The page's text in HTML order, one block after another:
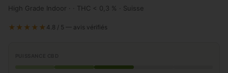
High Grade Indoor · · THC < 0,3 % · Suisse
★★★★★ 4.8 / 5 — avis vérifiés